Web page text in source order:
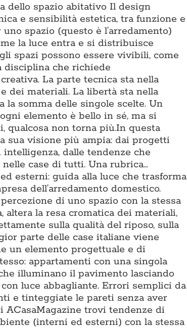
dello spazio abitativo Il design
e sensibilità estetica, tra funzione e
spazio (questo è l’arredamento)
la luce entra e si distribuisce
spazi possono essere vivibili, come
disciplina che richiede
La parte tecnica sta nella
dei materiali. La libertà sta nella
la somma delle singole scelte. Un
elemento è bello in sé, ma si
qualcosa non torna più.In questa
sua visione più ampia: dai progetti
dalle tendenze che
case di tutti. Una rubrica…
esterni: guida alla luce che trasforma
dell’arredamento domestico.
di uno spazio con la stessa
la resa cromatica dei materiali,
sulla qualità del riposo, sulla
parte delle case italiane viene
un elemento progettuale e di
appartamenti con una singola
illuminano il pavimento lasciando
luce abbagliante. Errori semplici da
e tinteggiate le pareti senza aver
trovi tendenze di
(interni ed esterni) con la stessa